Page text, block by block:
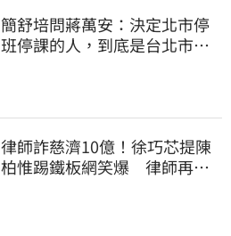
簡舒培問蔣萬安：決定北市停
班停課的人，到底是台北市
律師詐慈濟10億！徐巧芯提陳
柏惟踢鐵板網笑爆 律師再曬1